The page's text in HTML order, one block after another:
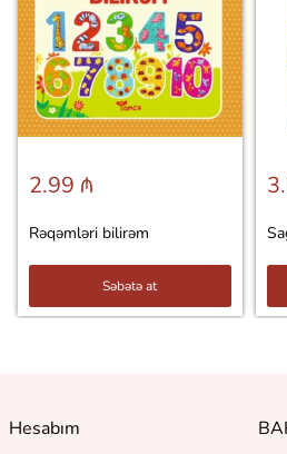
2.99 ₼
Rəqəmləri bilirəm
Səbətə at
Hesabım